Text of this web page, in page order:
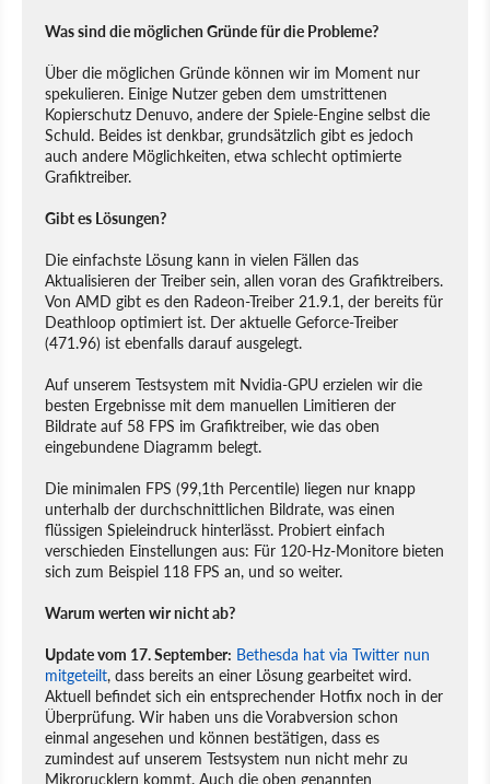
Was sind die möglichen Gründe für die Probleme?
Über die möglichen Gründe können wir im Moment nur
spekulieren. Einige Nutzer geben dem umstrittenen
Kopierschutz Denuvo, andere der Spiele-Engine selbst die
Schuld. Beides ist denkbar, grundsätzlich gibt es jedoch
auch andere Möglichkeiten, etwa schlecht optimierte
Grafiktreiber.
Gibt es Lösungen?
Die einfachste Lösung kann in vielen Fällen das
Aktualisieren der Treiber sein, allen voran des Grafiktreibers.
Von AMD gibt es den Radeon-Treiber 21.9.1, der bereits für
Deathloop optimiert ist. Der aktuelle Geforce-Treiber
(471.96) ist ebenfalls darauf ausgelegt.
Auf unserem Testsystem mit Nvidia-GPU erzielen wir die
besten Ergebnisse mit dem manuellen Limitieren der
Bildrate auf 58 FPS im Grafiktreiber, wie das oben
eingebundene Diagramm belegt.
Die minimalen FPS (99,1th Percentile) liegen nur knapp
unterhalb der durchschnittlichen Bildrate, was einen
flüssigen Spieleindruck hinterlässt. Probiert einfach
verschieden Einstellungen aus: Für 120-Hz-Monitore bieten
sich zum Beispiel 118 FPS an, und so weiter.
Warum werten wir nicht ab?
Update vom 17. September: Bethesda hat via Twitter nun
mitgeteilt, dass bereits an einer Lösung gearbeitet wird.
Aktuell befindet sich ein entsprechender Hotfix noch in der
Überprüfung. Wir haben uns die Vorabversion schon
einmal angesehen und können bestätigen, dass es
zumindest auf unserem Testsystem nun nicht mehr zu
Mikrorucklern kommt. Auch die oben genannten